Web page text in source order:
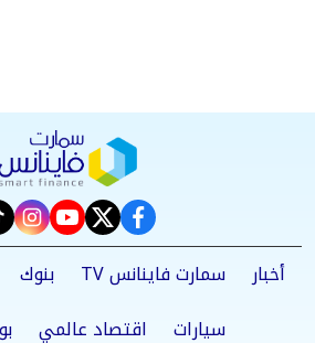
facebook
twitter
youtube
أخبار
سمارت فاينانس TV بنوك
سيارات
اقتصاد عالمي